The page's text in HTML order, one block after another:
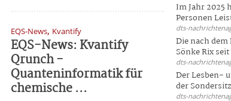
EQS-News, Kvantify
EQS-News: Kvantify
Qrunch -
Quanteninformatik für
chemische ...
Im Jahr 2025
Personen
dts-
Die nach
Sönke Rix
dts-
Der Lesben-
der
dts-